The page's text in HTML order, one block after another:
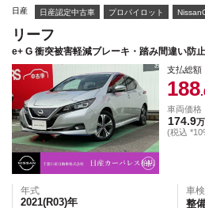
日産 日産認定中古車 プロパイロット
リーフ
e+ G 衝突被害軽減ブレーキ・踏み間違い防
支払総額
188
車両価格
174.9
(税込
年式
2021(R03)年
車検
整